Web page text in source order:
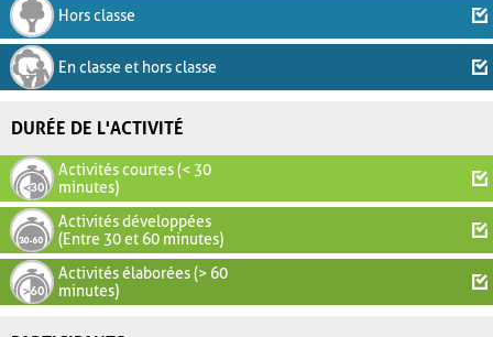
Hors classe
En classe et hors classe
DURÉE DE L'ACTIVITÉ
Activités courtes (< 30
minutes)
Activités développées
(Entre 30 et 60 minutes)
Activités élaborées (> 60
minutes)